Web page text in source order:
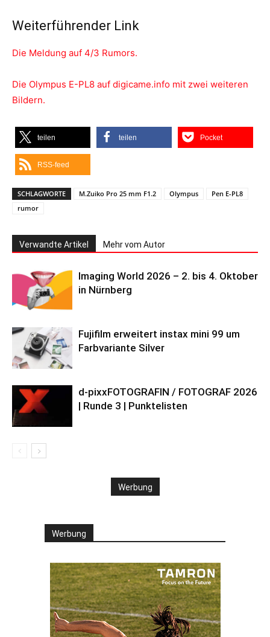
Weiterführender Link
Die Meldung auf 4/3 Rumors.
Die Olympus E-PL8 auf digicame.info mit zwei weiteren
Bildern.
teilen teilen Pocket
RSS-feed
SCHLAGWORTE M.Zuiko Pro 25 mm F1.2 Olympus
Pen E-PL8
rumor
Verwandte Artikel Mehr vom Autor
Imaging World 2026 – 2. bis 4. Oktober
in Nürnberg
Fujifilm erweitert instax mini 99 um
Farbvariante Silver
d-pixxFOTOGRAFIN / FOTOGRAF 2026
| Runde 3 | Punktelisten
Werbung
Werbung